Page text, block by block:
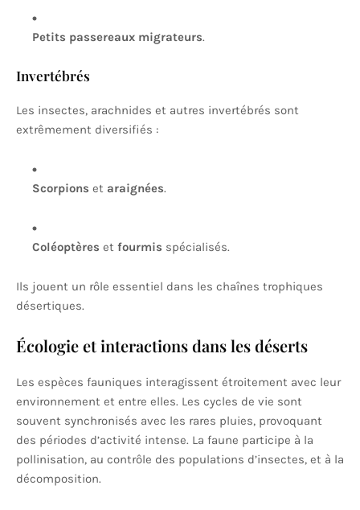
Petits passereaux migrateurs.
Invertébrés
Les insectes, arachnides et autres invertébrés sont
extrêmement diversifiés :
Scorpions et araignées.
Coléoptères et fourmis spécialisés.
Ils jouent un rôle essentiel dans les chaînes trophiques
désertiques.
Écologie et interactions dans les déserts
Les espèces fauniques interagissent étroitement avec leur
environnement et entre elles. Les cycles de vie sont
souvent synchronisés avec les rares pluies, provoquant
des périodes d’activité intense. La faune participe à la
pollinisation, au contrôle des populations d’insectes, et à la
décomposition.